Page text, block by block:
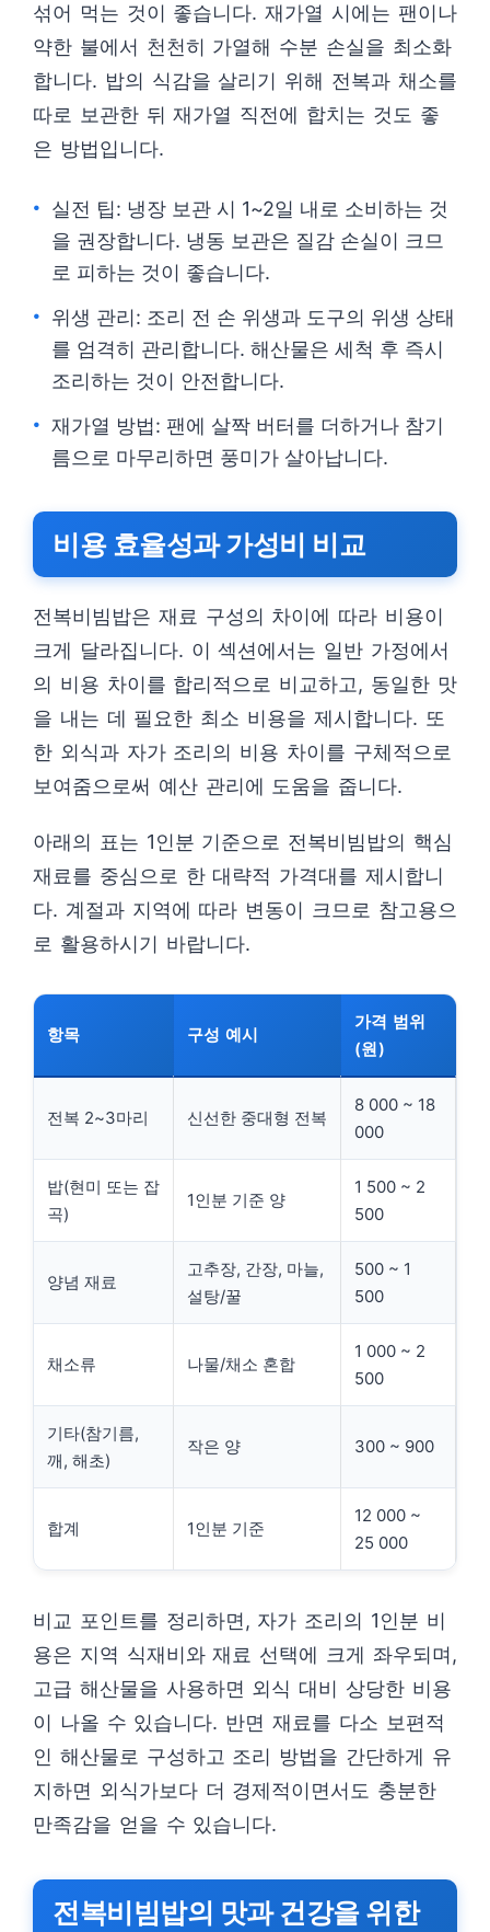
섞어 먹는 것이 좋습니다. 재가열 시에는 팬이나
약한 불에서 천천히 가열해 수분 손실을 최소화
합니다. 밥의 식감을 살리기 위해 전복과 채소를
따로 보관한 뒤 재가열 직전에 합치는 것도 좋
은 방법입니다.
실전 팁: 냉장 보관 시 1~2일 내로 소비하는 것
을 권장합니다. 냉동 보관은 질감 손실이 크므
로 피하는 것이 좋습니다.
위생 관리: 조리 전 손 위생과 도구의 위생 상태
를 엄격히 관리합니다. 해산물은 세척 후 즉시
조리하는 것이 안전합니다.
재가열 방법: 팬에 살짝 버터를 더하거나 참기
름으로 마무리하면 풍미가 살아납니다.
비용 효율성과 가성비 비교
전복비빔밥은 재료 구성의 차이에 따라 비용이
크게 달라집니다. 이 섹션에서는 일반 가정에서
의 비용 차이를 합리적으로 비교하고, 동일한 맛
을 내는 데 필요한 최소 비용을 제시합니다. 또
한 외식과 자가 조리의 비용 차이를 구체적으로
보여줌으로써 예산 관리에 도움을 줍니다.
아래의 표는 1인분 기준으로 전복비빔밥의 핵심
재료를 중심으로 한 대략적 가격대를 제시합니
다. 계절과 지역에 따라 변동이 크므로 참고용으
로 활용하시기 바랍니다.
항목 구성 예시
가격 범위
(원)
전복 2~3마리 신선한 중대형 전복
8 000 ~ 18
000
밥(현미 또는 잡
곡)
1인분 기준 양
1 500 ~ 2
500
양념 재료
고추장, 간장, 마늘,
설탕/꿀
500 ~ 1
500
채소류 나물/채소 혼합
1 000 ~ 2
500
기타(참기름,
깨, 해초)
작은 양 300 ~ 900
합계 1인분 기준
12 000 ~
25 000
비교 포인트를 정리하면, 자가 조리의 1인분 비
용은 지역 식재비와 재료 선택에 크게 좌우되며,
고급 해산물을 사용하면 외식 대비 상당한 비용
이 나올 수 있습니다. 반면 재료를 다소 보편적
인 해산물로 구성하고 조리 방법을 간단하게 유
지하면 외식가보다 더 경제적이면서도 충분한
만족감을 얻을 수 있습니다.
전복비빔밥의 맛과 건강을 위한